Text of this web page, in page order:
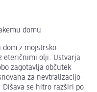
domu
dom z mojstrsko
eteričnimi olji. Ustvarja
zagotavlja občutek
za nevtralizacijo
se hitro razširi po